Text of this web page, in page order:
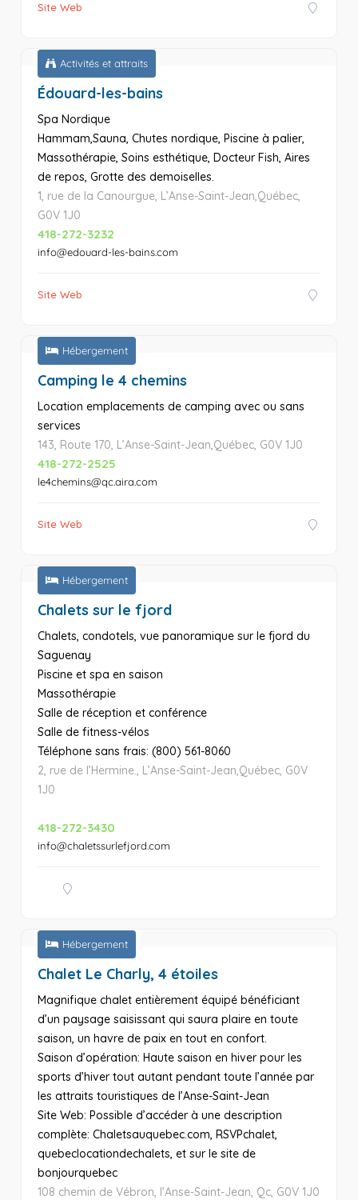
Site Web
Activités et attraits
Édouard-les-bains
Spa Nordique
Hammam,Sauna, Chutes nordique, Piscine à palier,
Massothérapie, Soins esthétique, Docteur Fish, Aires
de repos, Grotte des demoiselles.
1, rue de la Canourgue, L’Anse-Saint-Jean,Québec,
G0V 1J0
418-272-3232
info@edouard-les-bains.com
Site Web
Hébergement
Camping le 4 chemins
­­Location emplacements de camping avec ou sans
services
143, Route 170, L’Anse-Saint-Jean,Québec, G0V 1J0
418-272-2525
le4chemins@qc.aira.com
Site Web
Hébergement
Chalets sur le fjord
Chalets, condotels, vue panoramique sur le fjord du
Saguenay
Piscine et spa en saison
Massothérapie
Salle de réception et conférence
Salle de fitness-vélos
Téléphone sans frais: (800) 561-8060
2, rue de l’Hermine., L’Anse-Saint-Jean,Québec, G0V
1J0
418-272-3430
info@chaletssurlefjord.com
Hébergement
Chalet Le Charly, 4 étoiles
Magnifique chalet entièrement équipé bénéficiant
d’un paysage saisissant qui saura plaire en toute
saison, un havre de paix en tout en confort.
Saison d’opération: Haute saison en hiver pour les
sports d’hiver tout autant pendant toute l’année par
les attraits touristiques de l’Anse-Saint-Jean
Site Web: Possible d’accéder à une description
complète: Chaletsauquebec.com, RSVPchalet,
quebeclocationdechalets, et sur le site de
bonjourquebec
108 chemin de Vébron, l’Anse-Saint-Jean, Qc, G0V 1J0